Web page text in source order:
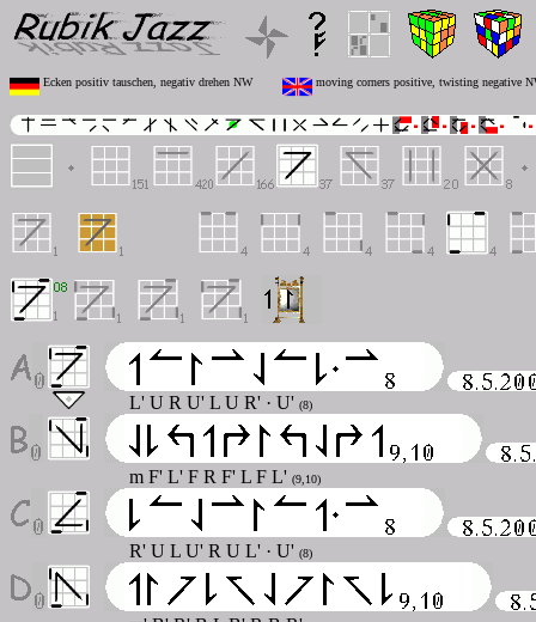
Ecken positiv tauschen, negativ drehen NW moving corners positive, twisting negative
L' U R U' L U R' · U' (8)
m F' L' F R F' L F L' (9,10)
R' U L U' R U L' · U' (8)